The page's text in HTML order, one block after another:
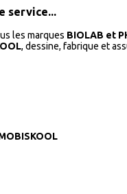
service...
les marques BIOLAB et
, dessine, fabrique et